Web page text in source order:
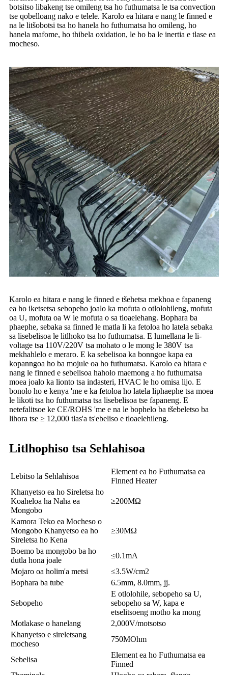
botsitso libakeng tse omileng tsa ho futhumatsa le tsa convection
tse qobelloang nako e telele. Karolo ea hitara e nang le finned e
na le litšobotsi tsa ho hanela ho futhumatsa ho omileng, ho
hanela mafome, ho thibela oxidation, le ho ba le inertia e tlase ea
mocheso.
Karolo ea hitara e nang le finned e tšehetsa mekhoa e fapaneng
ea ho iketsetsa sebopeho joalo ka mofuta o otlolohileng, mofuta
oa U, mofuta oa W le mofuta o sa tloaelehang. Bophara ba
phaephe, sebaka sa finned le matla li ka fetoloa ho latela sebaka
sa lisebelisoa le litlhoko tsa ho futhumatsa. E lumellana le li-
voltage tsa 110V/220V tsa mohato o le mong le 380V tsa
mekhahlelo e meraro. E ka sebelisoa ka bonngoe kapa ea
kopanngoa ho ba mojule oa ho futhumatsa. Karolo ea hitara e
nang le finned e sebelisoa haholo maemong a ho futhumatsa
moea joalo ka lionto tsa indasteri, HVAC le ho omisa lijo. E
bonolo ho e kenya 'me e ka fetoloa ho latela liphaephe tsa moea
le likoti tsa ho futhumatsa tsa lisebelisoa tse fapaneng. E
netefalitsoe ke CE/ROHS 'me e na le bophelo ba tšebeletso ba
lihora tse ≥ 12,000 tlas'a ts'ebeliso e tloaelehileng.
Litlhophiso tsa Sehlahisoa
Lebitso la Sehlahisoa
Element ea ho Futhumatsa ea
Finned Heater
Khanyetso ea ho Sireletsa ho
Koaheloa ha Naha ea
Mongobo
≥200MΩ
Kamora Teko ea Mocheso o
Mongobo Khanyetso ea ho
Sireletsa ho Kena
≥30MΩ
Boemo ba mongobo ba ho
dutla hona joale
≤0.1mA
Mojaro oa holim'a metsi
≤3.5W/cm2
Bophara ba tube
6.5mm, 8.0mm, jj.
Sebopeho
E otlolohile, sebopeho sa U,
sebopeho sa W, kapa e
etselitsoeng motho ka mong
Motlakase o hanelang
2,000V/motsotso
Khanyetso e sireletsang
mocheso
750MOhm
Sebelisa
Element ea ho Futhumatsa ea
Finned